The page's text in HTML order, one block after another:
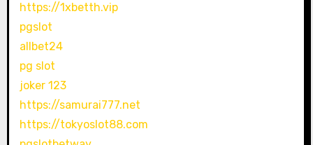
https://1xbetth.vip
pgslot
allbet24
pg slot
joker 123
https://samurai777.net
https://tokyoslot88.com